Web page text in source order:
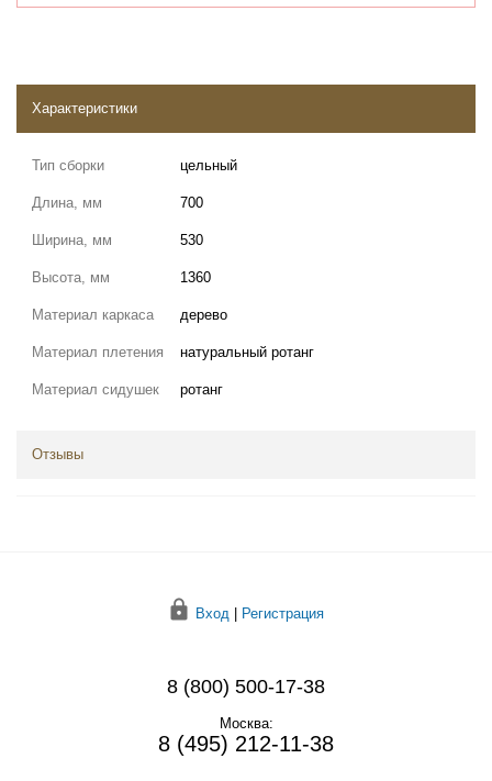
Характеристики
Тип сборки цельный
Длина, мм 700
Ширина, мм 530
Высота, мм 1360
Материал каркаса дерево
Материал плетения натуральный ротанг
Материал сидушек ротанг
Отзывы
Вход | Регистрация
8 (800) 500-17-38
Москва:
8 (495) 212-11-38